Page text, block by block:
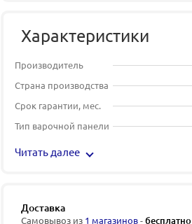
Характеристики
Производитель
Страна производства
Срок гарантии, мес.
Тип варочной панели
Читать далее
Доставка
Самовывоз из 1 магазинов-бесплатно